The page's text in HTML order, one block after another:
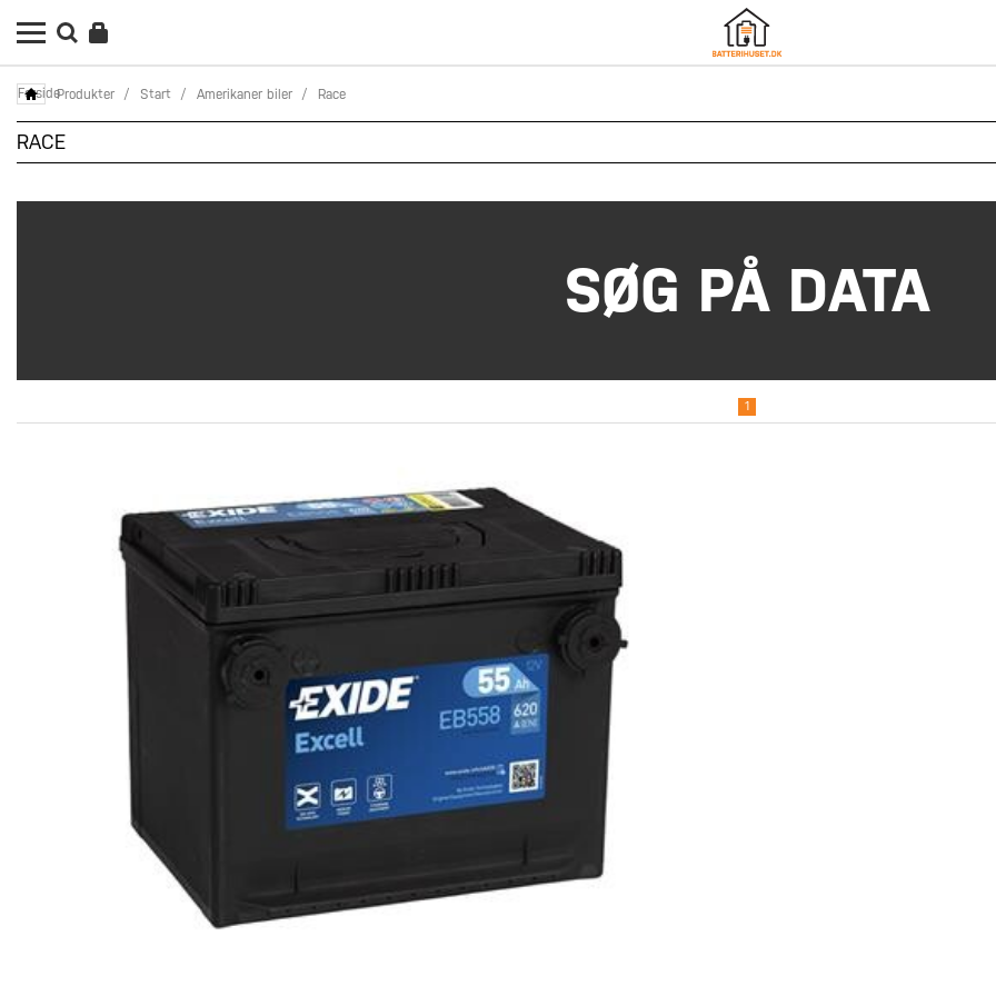
ForsideProdukter / Start / Amerikaner biler / Race
RACE
SØG PÅ DATA
1